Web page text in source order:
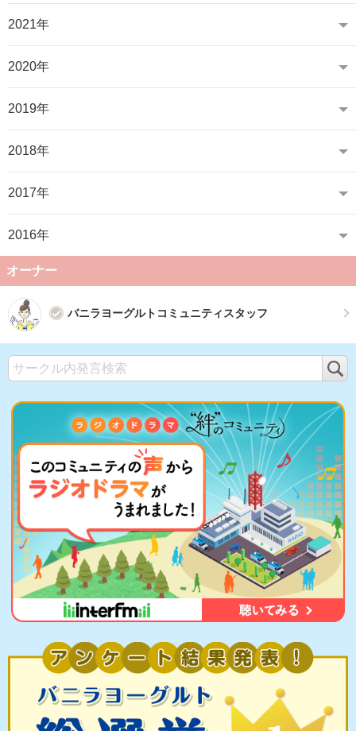
2021年
2020年
2019年
2018年
2017年
2016年
オーナー
バニラヨーグルトコミュニティスタッフ